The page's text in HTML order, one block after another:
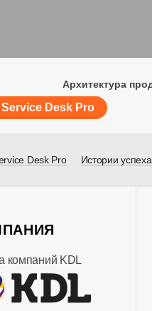
Архитектура
Service Desk Pro
Desk Pro Истории успеха
компаний KDL